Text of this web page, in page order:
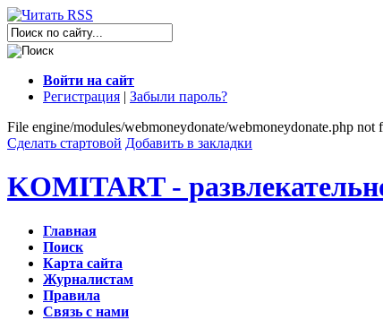
Войти на сайт
Регистрация | Забыли пароль?
File engine/modules/webmoneydonate/webmoneydonate.php not
Сделать стартовой Добавить в закладки
KOMITART -
Главная
Поиск
Карта сайта
Журналистам
Правила
Связь с нами